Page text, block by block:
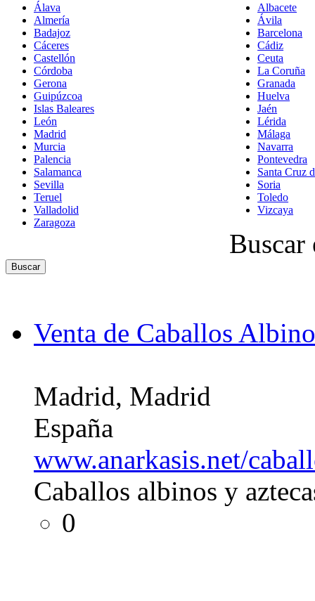
Álava
Almería
Badajoz
Cáceres
Castellón
Córdoba
Gerona
Guipúzcoa
Islas Baleares
León
Madrid
Murcia
Palencia
Salamanca
Sevilla
Teruel
Valladolid
Zaragoza
Albacete
Ávila
Barcelona
Cádiz
Ceuta
La Coruña
Granada
Huelva
Jaén
Lérida
Málaga
Navarra
Pontevedra
Santa Cruz
Soria
Toledo
Vizcaya
Buscar
Venta de Caballos
Madrid, Madrid
España
www.anarkasis.net/
Caballos albinos y
0